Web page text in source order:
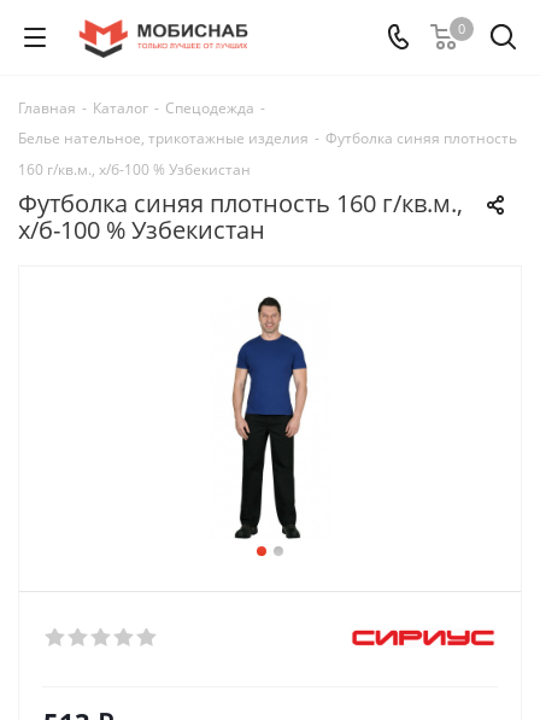
0
Главная - Каталог - Спецодежда -
Белье нательное, трикотажные изделия - Футболка синяя плотность
160 г/кв.м., х/б-100 % Узбекистан
Футболка синяя плотность 160 г/кв.м.,
х/б-100 % Узбекистан